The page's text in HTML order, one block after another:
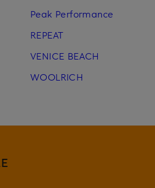
Peak Performance
REPEAT
VENICE BEACH
WOOLRICH